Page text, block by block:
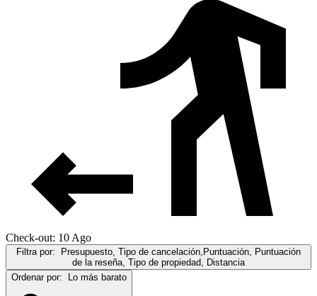
Check-out: 10 Ago
Filtra por:
Presupuesto, Tipo de cancelación,Puntuación, Puntuación
de la reseña, Tipo de propiedad, Distancia
Ordenar por:
Lo más barato